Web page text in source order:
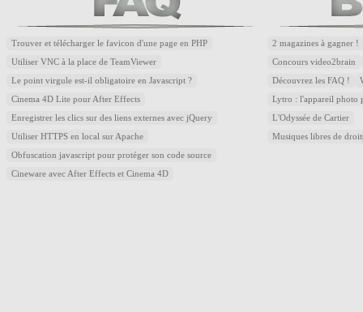
Trouver et télécharger le favicon d'une page en PHP
Utiliser VNC à la place de TeamViewer
Le point virgule est-il obligatoire en Javascript ?
Cinema 4D Lite pour After Effects
Enregistrer les clics sur des liens externes avec jQuery
Utiliser HTTPS en local sur Apache
Obfuscation javascript pour protéger son code source
Cineware avec After Effects et Cinema 4D
2 magazines à gagner !
Concours video2brain
Découvrez les FAQ !
Lytro : l'appareil photo
L'Odyssée de Cartier
Musiques libres de